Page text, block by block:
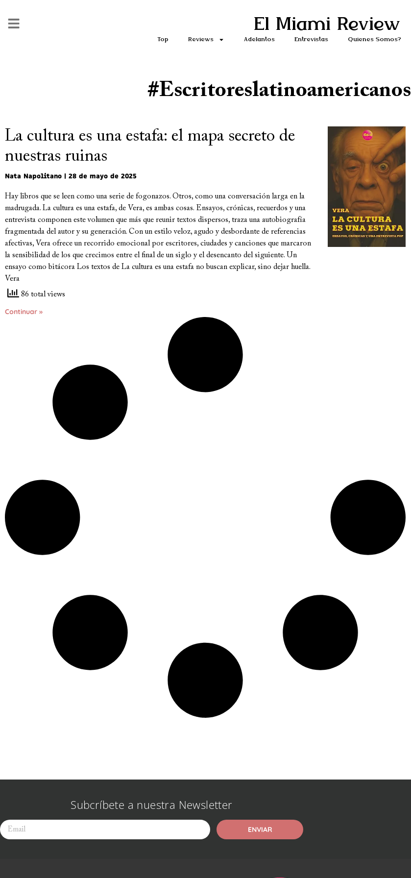
El Miami Review
Top Reviews Adelantos Entrevistas Quiénes Somos?
#escritoreslatinoamericanos
La cultura es una estafa: el mapa secreto de
nuestras ruinas
Nata Napolitano 28 de mayo de 2025
Hay libros que se leen como una serie de fogonazos. Otros, como una conversación larga en la
madrugada. La cultura es una estafa, de Vera, es ambas cosas. Ensayos, crónicas, recuerdos y una
entrevista componen este volumen que más que reunir textos dispersos, traza una autobiografía
fragmentada del autor y su generación. Con un estilo veloz, agudo y desbordante de referencias
afectivas, Vera ofrece un recorrido emocional por escritores, ciudades y canciones que marcaron
la sensibilidad de los que crecimos entre el final de un siglo y el desencanto del siguiente. Un
ensayo como bitácora Los textos de La cultura es una estafa no buscan explicar, sino dejar huella.
Vera
86 total views
Continuar »
Subcríbete a nuestra Newsletter
ENVIAR